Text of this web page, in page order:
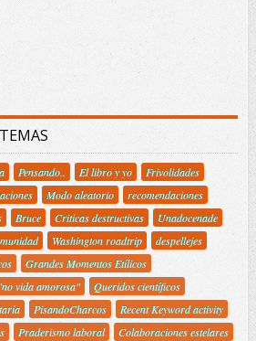
Pensando.. El libro y yo
Frivolidades
Modo aleatorio
recomendaciones
Bruce Criticas destructivas
Unadocenade
Washington roadtrip
despellejes
Grandes Momentos Etílicos
vida amorosa"
Queridos científicos
PisandoCharcos
Recent Keyword activity
Praderismo laboral
Colaboraciones estelares